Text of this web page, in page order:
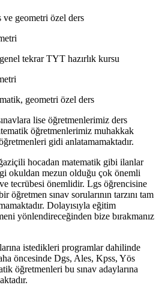
ve geometri özel ders
tekrar TYT hazırlık kursu
geometri özel ders
lise öğretmenlerimiz ders
öğretmenlerimiz muhakkak
gidi anlatamamaktadır.
hocadan matematik gibi ilanlar
okuldan mezun olduğu çok önemli
tecrübesi önemlidir. Lgs öğrencisine
öğretmen sınav sorularının tarzını tam
Dolayısıyla eğitim
yönlendireceğinden bize bırakmanız
istedikleri programlar dahilinde
öncesinde Dgs, Ales, Kpss, Yös
öğretmenleri bu sınav adaylarına